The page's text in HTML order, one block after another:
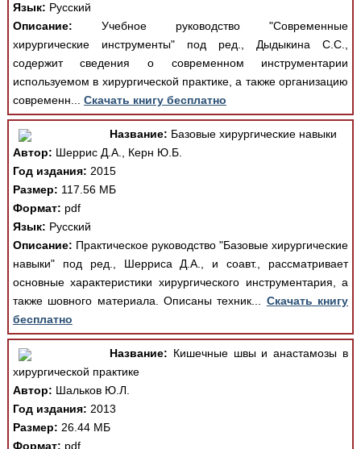
Язык: Русский
Описание: Учебное руководство "Современные
хирургические инструменты" под ред., Дыдыкина С.С.,
содержит сведения о современном инструментарии
используемом в хирургической практике, а также организацию
современн... Скачать книгу бесплатно
Название: Базовые хирургические навыки
Автор: Шеррис Д.А., Керн Ю.Б.
Год издания: 2015
Размер: 117.56 МБ
Формат: pdf
Язык: Русский
Описание: Практическое руководство "Базовые хирургические
навыки" под ред., Шерриса Д.А., и соавт., рассматривает
основные характеристики хирургического инструментария, а
также шовного материала. Описаны техник... Скачать книгу
бесплатно
Название: Кишечные швы и анастамозы в
хирургической практике
Автор: Шальков Ю.Л.
Год издания: 2013
Размер: 26.44 МБ
Формат: pdf